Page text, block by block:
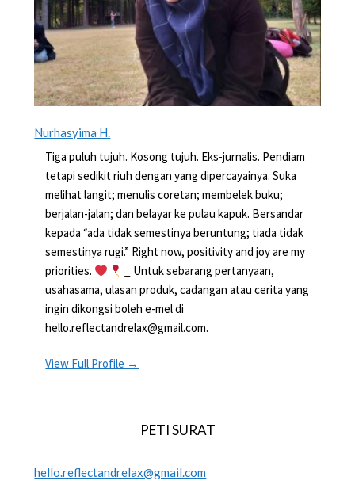
Nurhasyima H.
Tiga puluh tujuh. Kosong tujuh. Eks-jurnalis. Pendiam
tetapi sedikit riuh dengan yang dipercayainya. Suka
melihat langit; menulis coretan; membelek buku;
berjalan-jalan; dan belayar ke pulau kapuk. Bersandar
kepada “ada tidak semestinya beruntung; tiada tidak
semestinya rugi.” Right now, positivity and joy are my
priorities.
_ Untuk sebarang pertanyaan,
usahasama, ulasan produk, cadangan atau cerita yang
ingin dikongsi boleh e-mel di
hello.reflectandrelax@gmail.com.
View Full Profile →
PETI SURAT
hello.reflectandrelax@gmail.com